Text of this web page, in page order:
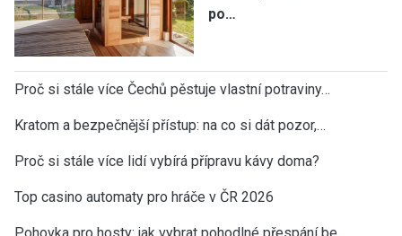
po…
Proč si stále více Čechů pěstuje vlastní potraviny…
Kratom a bezpečnější přístup: na co si dát pozor,…
Proč si stále více lidí vybírá přípravu kávy doma?
Top casino automaty pro hráče v ČR 2026
Pohovka pro hosty: jak vybrat pohodlné přespání be…